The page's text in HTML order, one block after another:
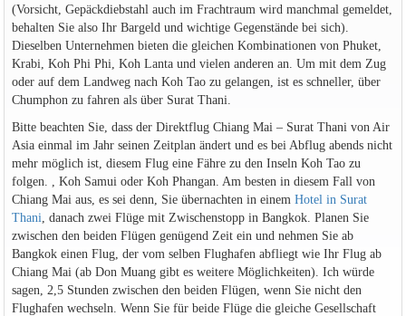
(Vorsicht, Gepäckdiebstahl auch im Frachtraum wird manchmal gemeldet,
behalten Sie also Ihr Bargeld und wichtige Gegenstände bei sich).
Dieselben Unternehmen bieten die gleichen Kombinationen von Phuket,
Krabi, Koh Phi Phi, Koh Lanta und vielen anderen an. Um mit dem Zug
oder auf dem Landweg nach Koh Tao zu gelangen, ist es schneller, über
Chumphon zu fahren als über Surat Thani.
Bitte beachten Sie, dass der Direktflug Chiang Mai – Surat Thani von Air
Asia einmal im Jahr seinen Zeitplan ändert und es bei Abflug abends nicht
mehr möglich ist, diesem Flug eine Fähre zu den Inseln Koh Tao zu
folgen. , Koh Samui oder Koh Phangan. Am besten in diesem Fall von
Chiang Mai aus, es sei denn, Sie übernachten in einem Hotel in Surat
Thani , danach zwei Flüge mit Zwischenstopp in Bangkok. Planen Sie
zwischen den beiden Flügen genügend Zeit ein und nehmen Sie ab
Bangkok einen Flug, der vom selben Flughafen abfliegt wie Ihr Flug ab
Chiang Mai (ab Don Muang gibt es weitere Möglichkeiten). Ich würde
sagen, 2,5 Stunden zwischen den beiden Flügen, wenn Sie nicht den
Flughafen wechseln. Wenn Sie für beide Flüge die gleiche Gesellschaft